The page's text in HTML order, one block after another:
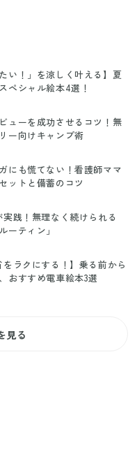
い！」を涼しく叶える】夏
ペシャル絵本4選！
ューを成功させるコツ！無
ー向けキャンプ術
にも慌てない！看護師ママ
ットと備蓄のコツ
践！無理なく続けられる
ーティン」
をラクにする！】乗る前から
おすすめ電車絵本3選
見る